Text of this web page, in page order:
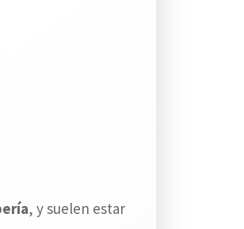
, y suelen estar